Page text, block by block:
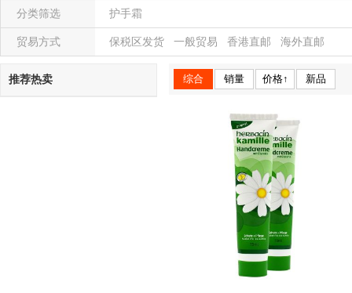
分类筛选 护手霜
贸易方式 保税区发货 一般贸易 香港直邮 海外直邮
推荐热卖 综合 销量 价格↑ 新品